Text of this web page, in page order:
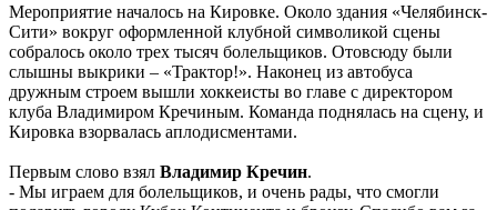
Мероприятие началось на Кировке. Около здания «Челябинск-
Сити» вокруг оформленной клубной символикой сцены
собралось около трех тысяч болельщиков. Отовсюду были
слышны выкрики – «Трактор!». Наконец из автобуса
дружным строем вышли хоккеисты во главе с директором
клуба Владимиром Кречиным. Команда поднялась на сцену, и
Кировка взорвалась аплодисментами.
Первым слово взял Владимир Кречин.
- Мы играем для болельщиков, и очень рады, что смогли